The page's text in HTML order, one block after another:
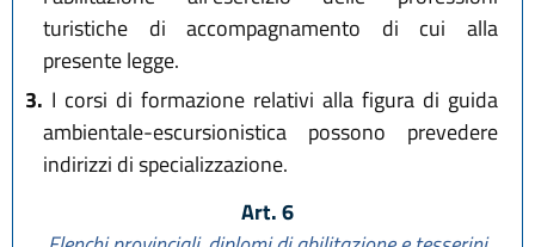
turistiche di accompagnamento di cui alla
presente legge.
3. I corsi di formazione relativi alla figura di guida
ambientale-escursionistica possono prevedere
indirizzi di specializzazione.
Art. 6